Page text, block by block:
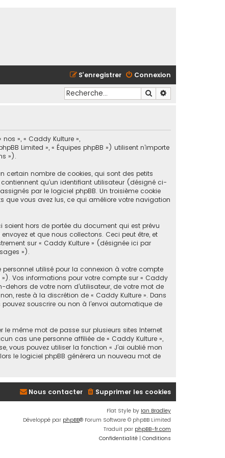
Connexion
S’enregistrer
Rechercher
», « Caddy Kulture »,
Limited », « Équipes phpBB ») utilisent n’importe
»).
certain nombre de cookies, qui sont des petits
qu’un identifiant utilisateur (désigné ci-
par le logiciel phpBB. Un troisième cookie
que vous avez lus, ce qui améliore votre navigation
soient hors de portée du document qui est prévu
et que nous collectons. Ceci peut être, et
sur « Caddy Kulture » (désignée ici par
»).
utilisé pour la connexion à votre compte
Vos informations pour votre compte sur « Caddy
de votre nom d’utilisateur, de votre mot de
reste à la discrétion de « Caddy Kulture ». Dans
souscrire ou non à l’envoi automatique de
même mot de passe sur plusieurs sites Internet
cas une personne affiliée de « Caddy Kulture »,
vous pouvez utiliser la fonction « J’ai oublié mon
le logiciel phpBB générera un nouveau mot de
Supprimer les cookies
Nous contacter
Flat Style by Ian Bradley
Développé par phpBB® Forum Software © phpBB Limited
Traduit par phpBB-fr.com
Confidentialité | Conditions